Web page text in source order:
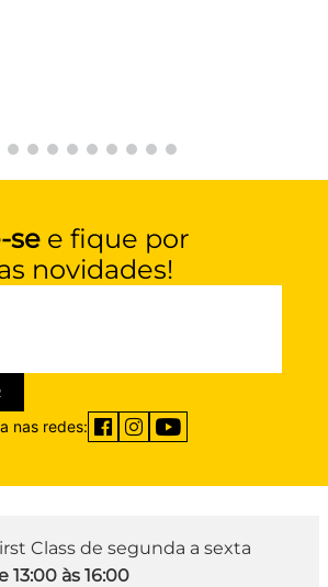
se e fique por
novidades!
nas redes:
Class de segunda a sexta
13:00 às 16:00